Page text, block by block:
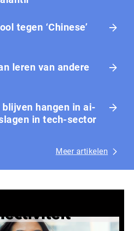
tegen ‘Chinese’
leren van andere
hangen in ai-
in tech-sector
Meer artikelen